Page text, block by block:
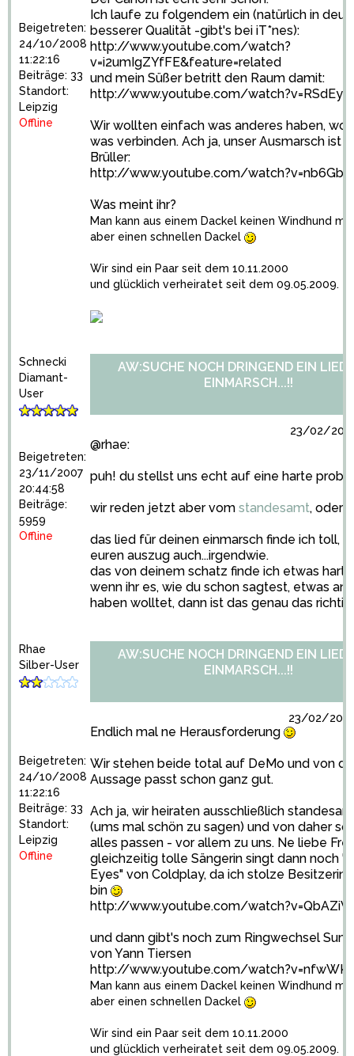
Beigetreten:
24/10/2008
11:22:16
Beiträge: 33
Standort:
Leipzig
Offline
Ich laufe zu folgendem ein (natürlich in
besserer Qualität -gibt's bei iT*nes):
http://www.youtube.com/watch?
v=i2umIgZYfFE&feature=related
und mein Süßer betritt den Raum damit:
http://www.youtube.com/
Wir wollten einfach was anderes haben,
was verbinden. Ach ja, unser Ausmarsch ist
Brüller:
http://www.youtube.com/
Was meint ihr?
Man kann aus einem Dackel keinen Windhund
aber einen schnellen Dackel
Wir sind ein Paar seit dem 10.11.2000
und glücklich verheiratet seit dem 09.05.2009.
Schnecki
Diamant-
User
Beigetreten:
23/11/2007
20:44:58
Beiträge:
5959
Offline
AW:SUCHE NOCH DRINGEND EIN LIED
EINMARSCH...!!
23/02/
@rhae:
puh! du stellst uns echt auf eine harte
wir reden jetzt aber vom standesamt,
das lied für deinen einmarsch finde ich toll,
euren auszug auch...irgendwie.
das von deinem schatz finde ich etwas hart,
wenn ihr es, wie du schon sagtest, etwas
haben wolltet, dann ist das genau das
Rhae
Silber-User
Beigetreten:
24/10/2008
11:22:16
Beiträge: 33
Standort:
Leipzig
Offline
AW:SUCHE NOCH DRINGEND EIN LIED
EINMARSCH...!!
23/02/
Endlich mal ne Herausforderung
Wir stehen beide total auf DeMo und von
Aussage passt schon ganz gut.
Ach ja, wir heiraten ausschließlich
(ums mal schön zu sagen) und von daher
alles passen - vor allem zu uns. Ne liebe
gleichzeitig tolle Sängerin singt dann noch
Eyes" von Coldplay, da ich stolze Besitzerin
bin
http://www.youtube.com/
und dann gibt's noch zum Ringwechsel
von Yann Tiersen
http://www.youtube.com/
Man kann aus einem Dackel keinen Windhund
aber einen schnellen Dackel
Wir sind ein Paar seit dem 10.11.2000
und glücklich verheiratet seit dem 09.05.2009.